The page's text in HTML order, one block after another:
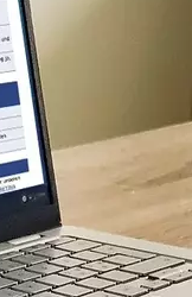
an
herunterladen